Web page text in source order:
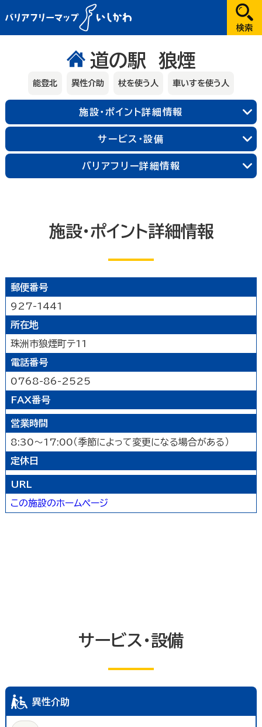
選択してください
どこへ
金沢
兼六園・金沢城・21世紀美術館周辺
長町武家屋敷跡周辺 近江町市場周辺
粟津温泉 加賀北 加賀南
キャンプ場・オートキャンプ場
映画館 図書館 博物館 美術館
劇場・能楽堂 その他の文化施設
デパート・ショッピングセンター
書店 スーパーマーケット・コンビニ
車輛・ガソリンスタンド
食べる
和食
中華・ラーメン
その他の飲食業
泊まる
旅館 温泉旅館 ホテル 民宿
その他の宿泊関連施設
暮らし
官公庁・県市町
金融・保険業 病院・医院 介護・福祉関連
学校・幼稚園・保育所
塾・教室・カルチャースクール 美容院・理容店
冠婚葬祭業
その他のサービス業
その他
製造業 建設業 鉱業
農林水産業 卸売業
サービス・設備
駐車場 いしかわ支え合い駐車場
文字多重放送機能テレビ
道の駅 狼煙
能登北 異性介助 杖を使う人 車いすを使う人
施設・ポイント詳細情報
サービス・設備
バリアフリー詳細情報
施設・ポイント詳細情報
郵便番号
927-1441
所在地
珠洲市狼煙町テ11
電話番号
0768-86-2525
FAX番号
営業時間
8:30～17:00（季節によって変更になる場合がある）
定休日
URL
この施設のホームページ
サービス・設備
異性介助